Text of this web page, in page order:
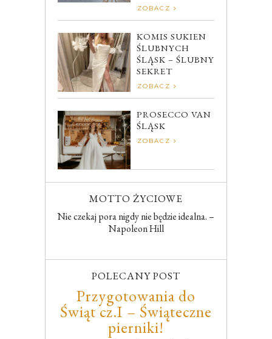
ZOBACZ
KOMIS SUKIEN
ŚLUBNYCH
ŚLĄSK – ŚLUBNY
SEKRET
ZOBACZ
PROSECCO VAN
ŚLĄSK
ZOBACZ
MOTTO ŻYCIOWE
Nie czekaj pora nigdy nie będzie idealna. –
Napoleon Hill
POLECANY POST
Przygotowania do
Świąt cz.I – Świąteczne
pierniki!